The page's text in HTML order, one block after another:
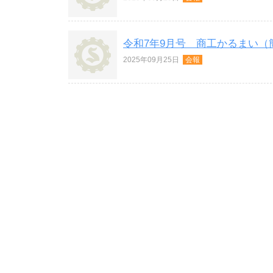
令和7年9月号 商工かるまい（
2025年09月25日 会報